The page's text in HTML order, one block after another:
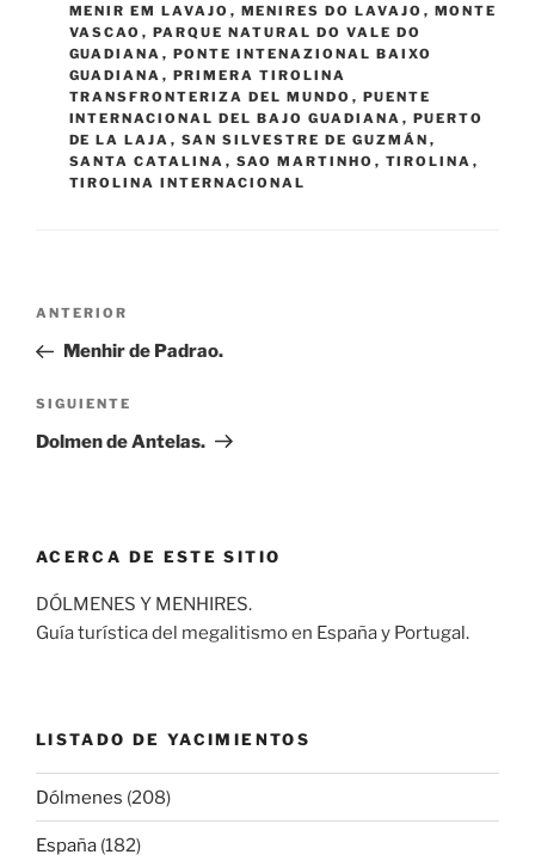
MENIR EM LAVAJO , MENIRES DO LAVAJO , MONTE
VASCAO , PARQUE NATURAL DO VALE DO
GUADIANA , PONTE INTENAZIONAL BAIXO
GUADIANA , PRIMERA TIROLINA
TRANSFRONTERIZA DEL MUNDO , PUENTE
INTERNACIONAL DEL BAJO GUADIANA , PUERTO
DE LA LAJA , SAN SILVESTRE DE GUZMÁN ,
SANTA CATALINA , SAO MARTINHO , TIROLINA ,
TIROLINA INTERNACIONAL
Navegación
entradas
Entrada
anterior:
ANTERIOR
Menhir de Padrao.
Siguiente
entrada
SIGUIENTE
Dolmen de Antelas.
ACERCA DE ESTE SITIO
DÓLMENES Y MENHIRES.
Guía turística del megalitismo en España y Portugal.
LISTADO DE YACIMIENTOS
Dólmenes (208)
España (182)